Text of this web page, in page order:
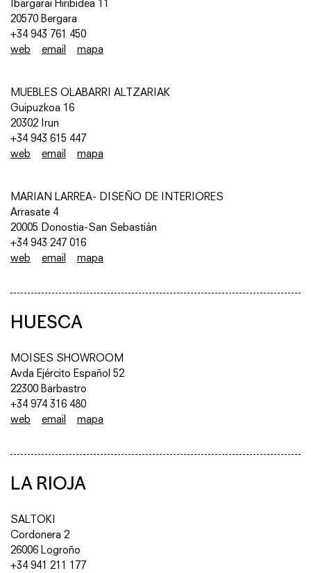
Ibargarai Hiribidea 11
20570 Bergara
+34 943 761 450
web
email mapa
MUEBLES OLABARRI ALTZARIAK
Guipuzkoa 16
20302 Irun
+34 943 615 447
web
email mapa
MARIAN LARREA- DISEÑO DE INTERIORES
Arrasate 4
20005 Donostia-San Sebastián
+34 943 247 016
web
email mapa
HUESCA
MOISES SHOWROOM
Avda Ejército Español 52
22300 Barbastro
+34 974 316 480
web
email mapa
LA RIOJA
SALTOKI
Cordonera 2
26006 Logroño
+34 941 211 177